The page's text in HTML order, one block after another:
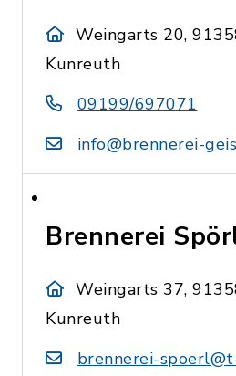
Weingarts 20,
Kunreuth
09199/697071
info@brennerei-
Brennerei
Weingarts 37,
Kunreuth
brennerei-